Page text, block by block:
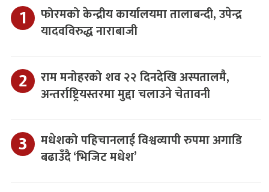
फोरमको केन्द्रीय कार्यालयमा तालाबन्दी, उपेन्द्र
यादवविरुद्ध नाराबाजी
राम मनोहरको शव २२ दिनदेखि अस्पतालमै,
अन्तर्राष्ट्रियस्तरमा मुद्दा चलाउने चेतावनी
मधेशको पहिचानलाई विश्वव्यापी रुपमा अगाडि
बढाउँदै ‘भिजिट मधेश’